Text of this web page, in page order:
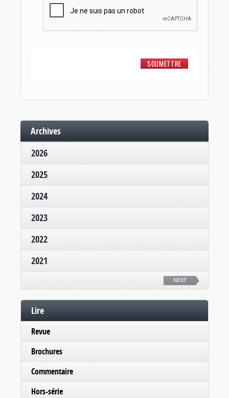
Archives
2026
2025
2024
2023
2022
2021
NEXT
Lire
Revue
Brochures
Commentaire
Hors-série